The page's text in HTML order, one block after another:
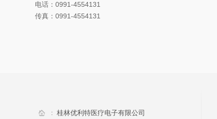
电话：0991-4554131
传真：0991-4554131
： 桂林优利特医疗电子有限公司